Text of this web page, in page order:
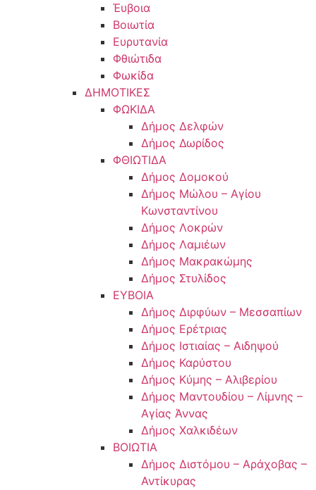
Έυβοια
Βοιωτία
Ευρυτανία
Φθιώτιδα
Φωκίδα
ΔΗΜΟΤΙΚΕΣ
ΦΩΚΙΔΑ
Δήμος Δελφών
Δήμος Δωρίδος
ΦΘΙΩΤΙΔΑ
Δήμος Δομοκού
Δήμος Μώλου – Αγίου
Κωνσταντίνου
Δήμος Λοκρών
Δήμος Λαμιέων
Δήμος Μακρακώμης
Δήμος Στυλίδος
ΕΥΒΟΙΑ
Δήμος Διρφύων – Μεσσαπίων
Δήμος Ερέτριας
Δήμος Ιστιαίας – Αιδηψού
Δήμος Καρύστου
Δήμος Κύμης – Αλιβερίου
Δήμος Μαντουδίου – Λίμνης –
Αγίας Άννας
Δήμος Χαλκιδέων
ΒΟΙΩΤΙΑ
Δήμος Διστόμου – Αράχοβας –
Αντίκυρας